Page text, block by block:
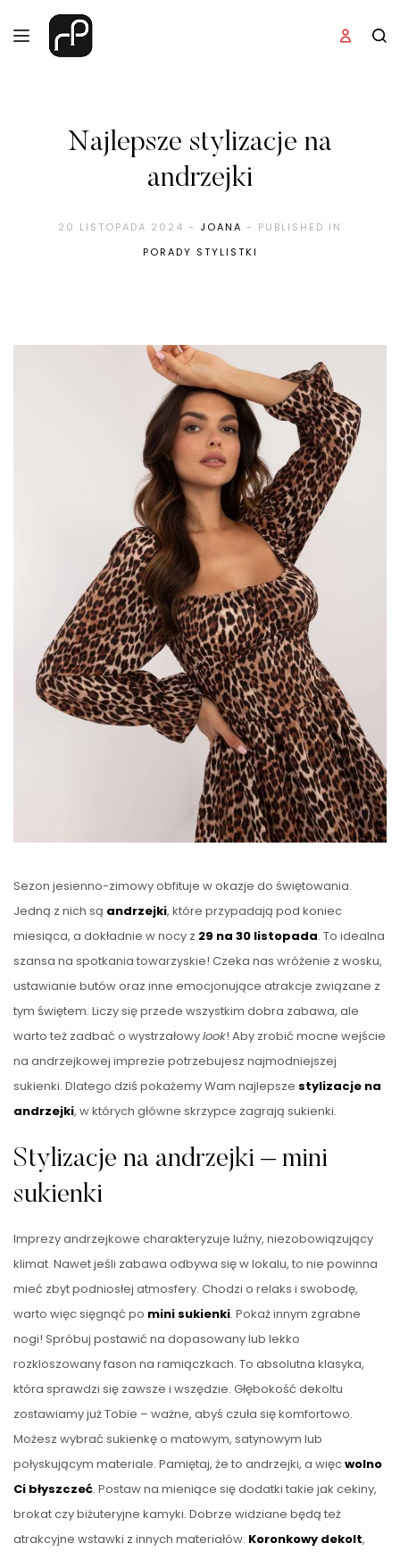
Najlepsze stylizacje na
andrzejki
20 LISTOPADA 2024 - JOANA - PUBLISHED IN
PORADY STYLISTKI
Sezon jesienno-zimowy obfituje w okazje do świętowania.
Jedną z nich są andrzejki, które przypadają pod koniec
miesiąca, a dokładnie w nocy z 29 na 30 listopada. To idealna
szansa na spotkania towarzyskie! Czeka nas wróżenie z wosku,
ustawianie butów oraz inne emocjonujące atrakcje związane z
tym świętem. Liczy się przede wszystkim dobra zabawa, ale
warto też zadbać o wystrzałowylook! Aby zrobić mocne wejście
na andrzejkowej imprezie potrzebujesz najmodniejszej
sukienki. Dlatego dziś pokażemy Wam najlepsze stylizacje na
andrzejki, w których główne skrzypce zagrają sukienki.
Stylizacje na andrzejki – mini
sukienki
Imprezy andrzejkowe charakteryzuje luźny, niezobowiązujący
klimat. Nawet jeśli zabawa odbywa się w lokalu, to nie powinna
mieć zbyt podniosłej atmosfery. Chodzi o relaks i swobodę,
warto więc sięgnąć po mini sukienki. Pokaż innym zgrabne
nogi! Spróbuj postawić na dopasowany lub lekko
rozkloszowany fason na ramiączkach. To absolutna klasyka,
która sprawdzi się zawsze i wszędzie. Głębokość dekoltu
zostawiamy już Tobie – ważne, abyś czuła się komfortowo.
Możesz wybrać sukienkę o matowym, satynowym lub
połyskującym materiale. Pamiętaj, że to andrzejki, a więcwolno
Ci błyszczeć. Postaw na mieniące się dodatki takie jak cekiny,
brokat czy biżuteryjne kamyki. Dobrze widziane będą też
atrakcyjne wstawki z innych materiałów. Koronkowy dekolt,